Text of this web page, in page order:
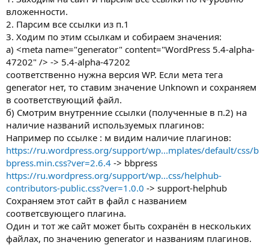
вложенности.
2. Парсим все ссылки из п.1
3. Ходим по этим ссылкам и собираем значения:
а) <meta name="generator" content="WordPress 5.4-alpha-
47202" /> -> 5.4-alpha-47202
соответственно нужна версия WP. Если мета тега
generator нет, то ставим значение Unknown и сохраняем
в соответствующий файл.
б) Смотрим внутренние ссылки (полученные в п.2) на
наличие названий используемых плагинов:
Например по ссылке : м видим наличие плагинов:
https://ru.wordpress.org/support/wp...mplates/default/css/b
bpress.min.css?ver=2.6.4 -> bbpress
https://ru.wordpress.org/support/wp...css/helphub-
contributors-public.css?ver=1.0.0 -> support-helphub
Сохраняем этот сайт в файл с названием
соответсвующего плагина.
Один и тот же сайт может быть сохранён в нескольких
файлах, по значению generator и названиям плагинов.